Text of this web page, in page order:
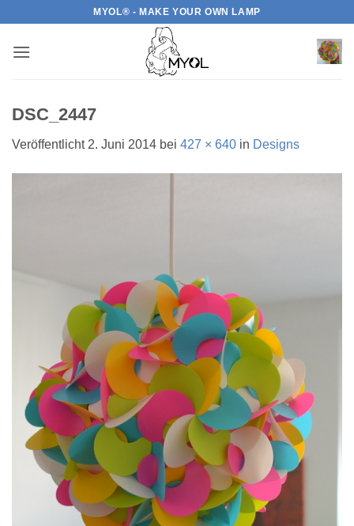
springen
MYOL® - MAKE YOUR OWN LAMP
DSC_2447
Veröffentlicht 2. Juni 2014 bei 427 × 640 in Designs